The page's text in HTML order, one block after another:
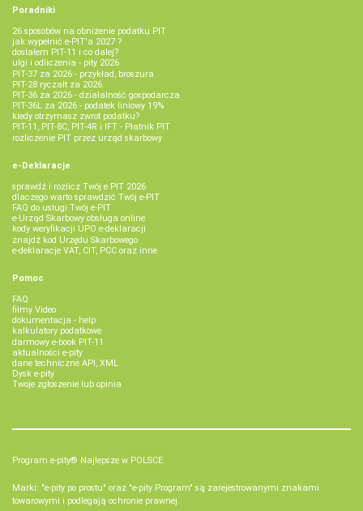
Poradniki
26 sposobów na obniżenie podatku PIT
jak wypełnić e-PIT'a 2027 ?
dostałem PIT-11 i co dalej?
ulgi i odliczenia - pity 2026
PIT-37 za 2026 - przykład, broszura
PIT-28 ryczałt za 2026
PIT-36 za 2026 - działalność gospodarcza
PIT-36L za 2026 - podatek liniowy 19%
kiedy otrzymasz zwrot podatku?
PIT-11, PIT-8C, PIT-4R i IFT - Płatnik PIT
rozliczenie PIT przez urząd skarbowy
e-Deklaracje
sprawdź i rozlicz Twój e PIT 2026
dlaczego warto sprawdzić Twój e-PIT
FAQ do usługi Twój e-PIT
e-Urząd Skarbowy obsługa online
kody weryfikacji UPO e-deklaracji
znajdź kod Urzędu Skarbowego
e-deklaracje VAT, CIT, PCC oraz inne
Pomoc
FAQ
filmy Video
dokumentacja - help
kalkulatory podatkowe
darmowy e-book PIT-11
aktualności e-pity
dane techniczne API, XML
Dysk e-pity
Twoje zgłoszenie lub opinia
Program e-pity® Najlepsze w POLSCE.
Marki: "e-pity po prostu" oraz "e-pity Program" są zarejestrowanymi znakami
towarowymi i podlegają ochronie prawnej.